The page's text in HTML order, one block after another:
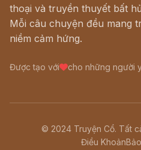
thoại và truyền thuyết bất
Mỗi câu chuyện đều mang
niềm cảm hứng.
Được tạo với cho những người
© 2024 Truyện Cổ. Tất
Điều Khoản